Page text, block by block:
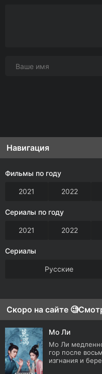
Навигация
Фильмы по году
2021 2022
Сериалы по году
2021 2022
Сериалы
Русские
Скоро на сайте 🧐
Мо Ли
Мо Ли
гор после
изгнания и